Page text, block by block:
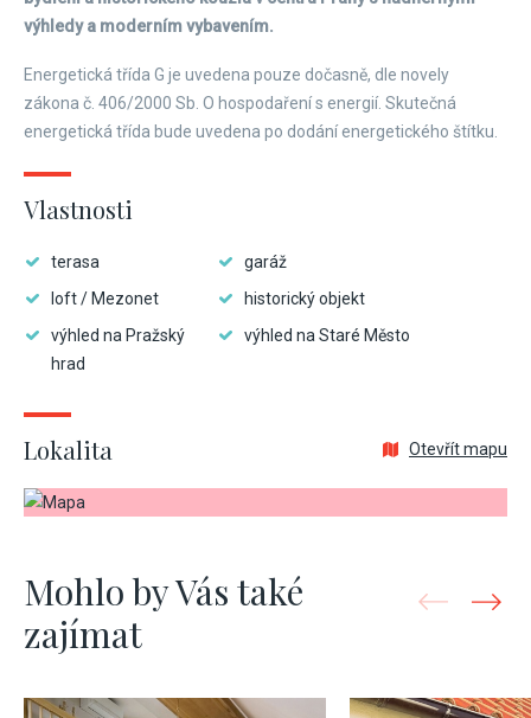
výhledy a moderním vybavením.
Energetická třída G je uvedena pouze dočasně, dle novely
zákona č. 406/2000 Sb. O hospodaření s energií. Skutečná
energetická třída bude uvedena po dodání energetického štítku.
Vlastnosti
terasa
garáž
loft / Mezonet
historický objekt
výhled na Pražský
hrad
výhled na Staré Město
Lokalita Otevřít mapu
Mohlo by Vás také
zajímat